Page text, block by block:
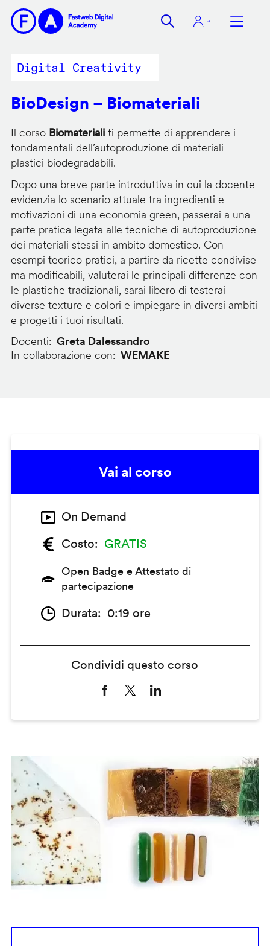
contenuto
Digital Creativity
BioDesign – Biomateriali
Il corso Biomaterialiti permette di apprendere i
fondamentali dell’autoproduzione di materiali
plastici biodegradabili.
Dopo una breve parte introduttiva in cui la docente
evidenzia lo scenario attuale tra ingredienti e
motivazioni di una economia green, passerai a una
parte pratica legata alle tecniche di autoproduzione
dei materiali stessi in ambito domestico. Con
esempi teorico pratici, a partire da ricette condivise
ma modificabili, valuterai le principali differenze con
le plastiche tradizionali, sarai libero di testerai
diverse texture e colori e impiegare in diversi ambiti
e progetti i tuoi risultati.
Docenti
Greta Dalessandro
In collaborazione con
WEMAKE
Vai al corso
On Demand
Costo
GRATIS
Open Badge e Attestato di
partecipazione
Durata 0:19 ore
Condividi questo corso